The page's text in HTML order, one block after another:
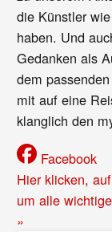
die Künstler
haben. Und
Gedanken als
dem
mit auf eine
klanglich den
Facebook
Hier klicken,
um alle
»